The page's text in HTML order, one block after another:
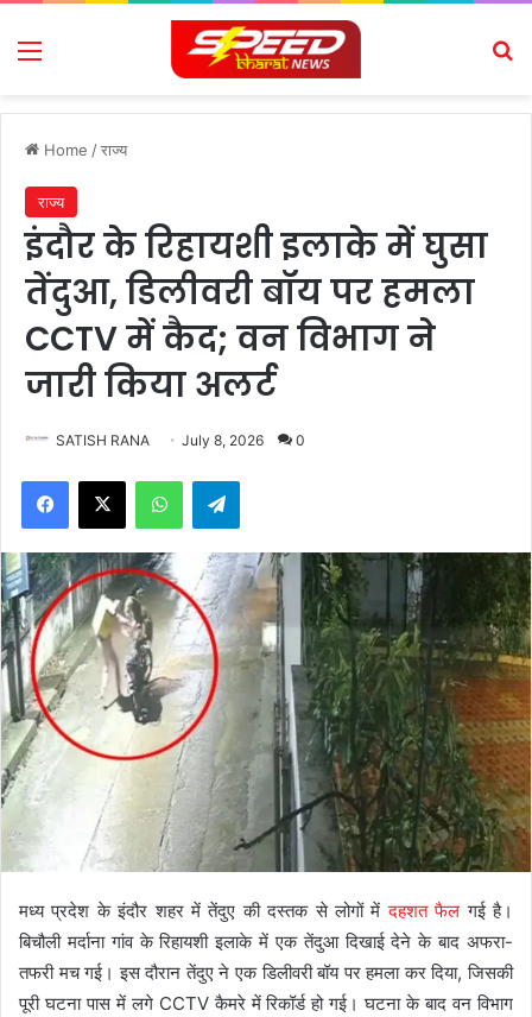
Menu
Home /राज्य
राज्य
इंदौर के रिहायशी इलाके में घुसा
तेंदुआ, डिलीवरी बॉय पर हमला
CCTV में कैद; वन विभाग ने
जारी किया अलर्ट
SATISH RANA July 8, 2026 0
Facebook
X WhatsAppTelegram
मध्य प्रदेश के इंदौर शहर में तेंदुए की दस्तक से लोगों मेंदहशत फैल गई है।
बिचौली मर्दाना गांव के रिहायशी इलाके में एक तेंदुआ दिखाई देने के बाद अफरा-
तफरी मच गई। इस दौरान तेंदुए ने एक डिलीवरी बॉय पर हमला कर दिया, जिसकी
पूरी घटना पास में लगे CCTV कैमरे में रिकॉर्ड हो गई। घटना के बाद वन विभाग